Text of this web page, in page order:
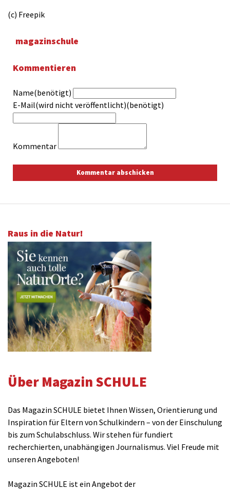
(c) Freepik
magazinschule
Kommentieren
Name(benötigt)
E-Mail(wird nicht veröffentlicht)(benötigt)
Kommentar
Raus in die Natur!
Über Magazin SCHULE
Das Magazin SCHULE bietet Ihnen Wissen, Orientierung und
Inspiration für Eltern von Schulkindern – von der Einschulung
bis zum Schulabschluss. Wir stehen für fundiert
recherchierten, unabhängigen Journalismus. Viel Freude mit
unseren Angeboten!
Magazin SCHULE ist ein Angebot der